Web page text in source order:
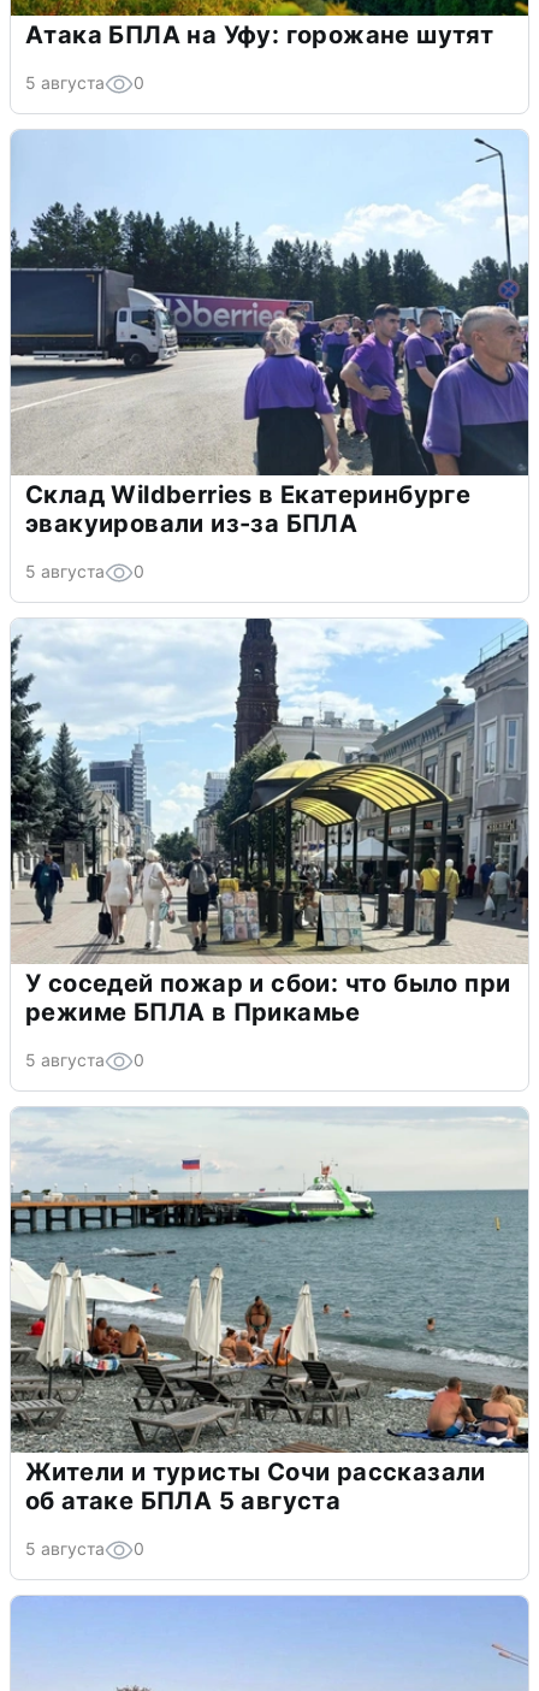
Атака БПЛА на Уфу: горожане шутят
5 августа 0
Склад Wildberries в Екатеринбурге
эвакуировали из-за БПЛА
5 августа 0
У соседей пожар и сбои: что было при
режиме БПЛА в Прикамье
5 августа 0
Жители и туристы Сочи рассказали
об атаке БПЛА 5 августа
5 августа 0